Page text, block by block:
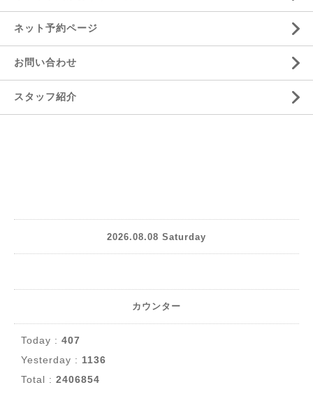
ネット予約ページ
お問い合わせ
スタッフ紹介
2026.08.08 Saturday
カウンター
Today : 407
Yesterday : 1136
Total : 2406854